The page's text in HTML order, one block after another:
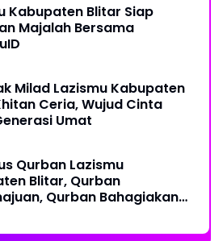
Kabupaten Blitar Siap
Majalah Bersama
Milad Lazismu Kabupaten
Ceria, Wujud Cinta
Umat
Qurban Lazismu
Blitar, Qurban
Qurban Bahagiakan